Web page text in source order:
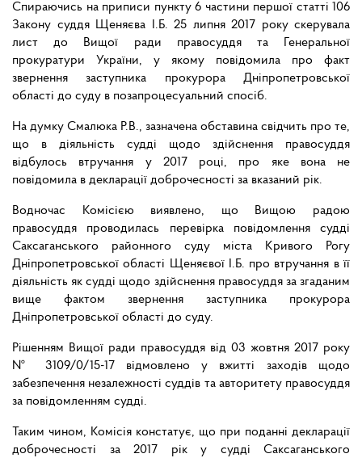
Спираючись на приписи пункту 6 частини першої статті 106
Закону суддя Щеняєва І.Б. 25 липня 2017 року скерувала
лист до Вищої ради правосуддя та Генеральної
прокуратури України, у якому повідомила про факт
звернення заступника прокурора Дніпропетровської
області до суду в позапроцесуальний спосіб.
На думку Смалюка Р.В., зазначена обставина свідчить про те,
що в діяльність судді щодо здійснення правосуддя
відбулось втручання у 2017 році, про яке вона не
повідомила в декларації доброчесності за вказаний рік.
Водночас Комісією виявлено, що Вищою радою
правосуддя проводилась перевірка повідомлення судді
Саксаганського районного суду міста Кривого Рогу
Дніпропетровської області Щеняєвої І.Б. про втручання в її
діяльність як судді щодо здійснення правосуддя за згаданим
вище фактом звернення заступника прокурора
Дніпропетровської області до суду.
Рішенням Вищої ради правосуддя від 03 жовтня 2017 року
№ 3109/0/15-17 відмовлено у вжитті заходів щодо
забезпечення незалежності суддів та авторитету правосуддя
за повідомленням судді.
Таким чином, Комісія констатує, що при поданні декларації
доброчесності за 2017 рік у судді Саксаганського